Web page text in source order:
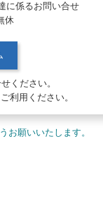
に係るお問い合せ
休
ください。
利用ください。
お願いいたします。